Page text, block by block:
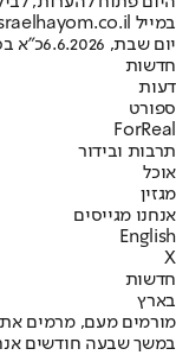
במייל hayom@israelhayom.co.il.
יום שבת, 6.6.2026
כ"א
חדשות
דעות
ספורט
ForReal
תרבות ובידור
אוכל
מגזין
אנחנו מגייסים
English
X
חדשות
בארץ
מורמים מעם, מרמים את
במשך שבעה חודשים